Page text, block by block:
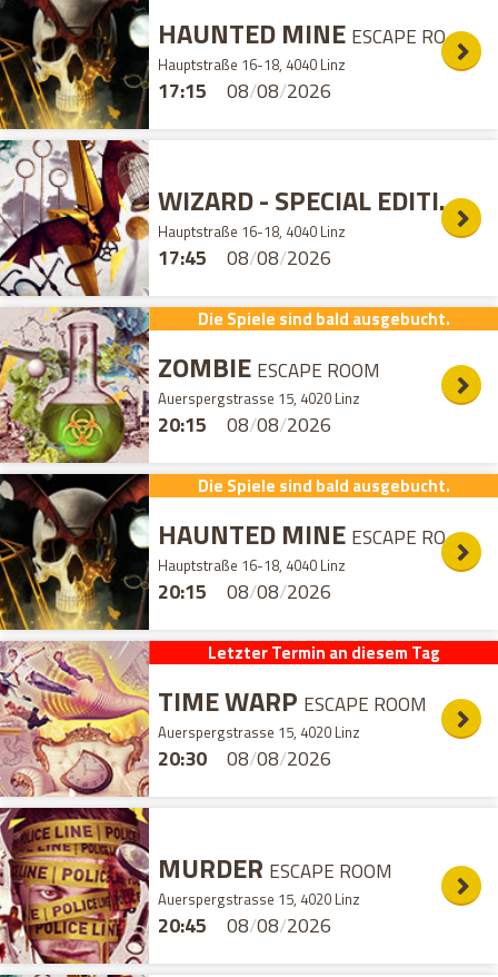
08/08/2026
17:15
HAUNTED MINE ESCAPE ROOM
Hauptstraße 16-18, 4040 Linz
08/08/2026
17:45
WIZARD - SPECIAL EDITION
Hauptstraße 16-18, 4040 Linz
Die Spiele sind bald ausgebucht.
08/08/2026
20:15
ZOMBIE ESCAPE ROOM
Auerspergstrasse 15, 4020 Linz
Die Spiele sind bald ausgebucht.
08/08/2026
20:15
HAUNTED MINE ESCAPE ROOM
Hauptstraße 16-18, 4040 Linz
Letzter Termin an diesem Tag
08/08/2026
20:30
TIME WARP ESCAPE ROOM
Auerspergstrasse 15, 4020 Linz
08/08/2026
20:45
MURDER ESCAPE ROOM
Auerspergstrasse 15, 4020 Linz